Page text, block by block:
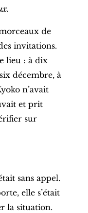
de
invitations.
lieu : à dix
décembre, à
n’avait
et prit
sur
sans appel.
elle s’était
la situation.